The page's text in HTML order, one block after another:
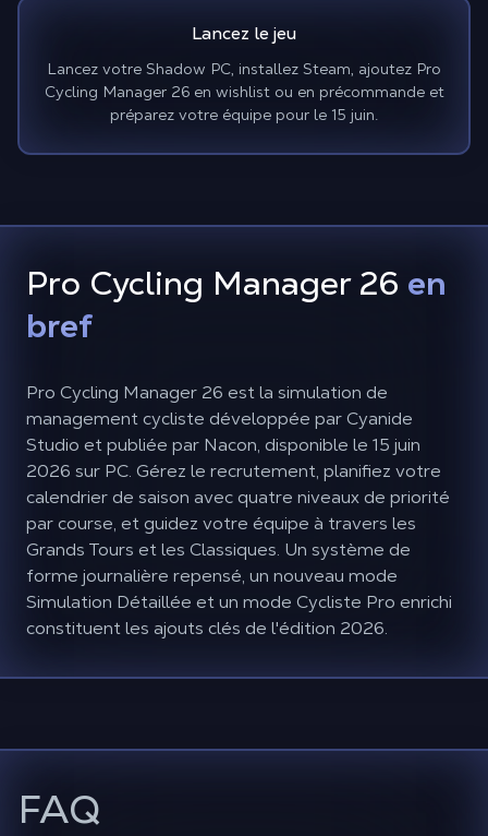
Lancez le jeu
Lancez votre Shadow PC, installez Steam, ajoutez Pro
Cycling Manager 26 en wishlist ou en précommande et
préparez votre équipe pour le 15 juin.
Pro Cycling Manager 26 en
bref
Pro Cycling Manager 26 est la simulation de
management cycliste développée par Cyanide
Studio et publiée par Nacon, disponible le 15 juin
2026 sur PC. Gérez le recrutement, planifiez votre
calendrier de saison avec quatre niveaux de priorité
par course, et guidez votre équipe à travers les
Grands Tours et les Classiques. Un système de
forme journalière repensé, un nouveau mode
Simulation Détaillée et un mode Cycliste Pro enrichi
constituent les ajouts clés de l'édition 2026.
FAQ